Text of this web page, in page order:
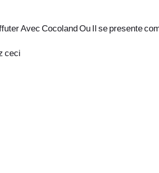
Avec Cocoland Ou Il se presente
ceci